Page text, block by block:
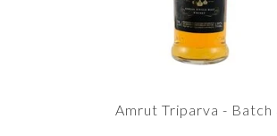
Amrut Triparva - Batch